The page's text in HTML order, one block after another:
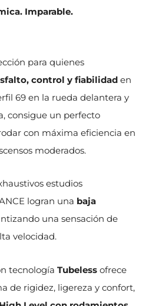
Imparable.
para quienes
control y fiabilidad en
69 en la rueda delantera y
consigue un perfecto
con máxima eficiencia en
moderados.
estudios
logran una baja
una sensación de
velocidad.
tecnología Tubeless ofrece
de rigidez, ligereza y confort,